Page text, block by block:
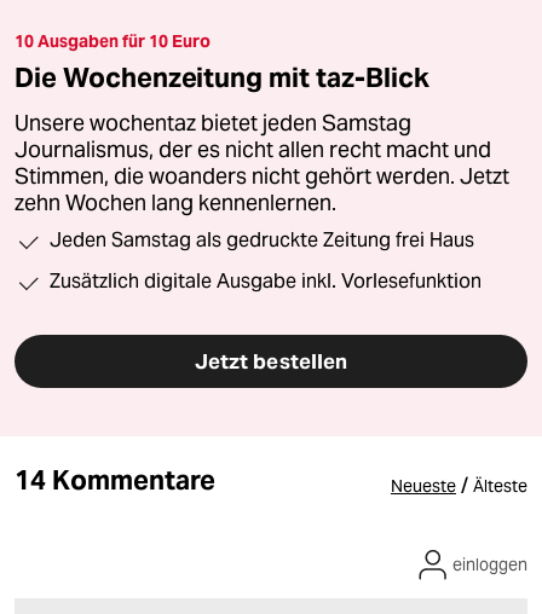
10 Ausgaben für 10 Euro
Die Wochenzeitung mit taz-Blick
Unsere wochentaz bietet jeden Samstag
Journalismus, der es nicht allen recht macht und
Stimmen, die woanders nicht gehört werden. Jetzt
zehn Wochen lang kennenlernen.
Jeden Samstag als gedruckte Zeitung frei Haus
Zusätzlich digitale Ausgabe inkl. Vorlesefunktion
Jetzt bestellen
14 Kommentare Neueste / Älteste
einloggen